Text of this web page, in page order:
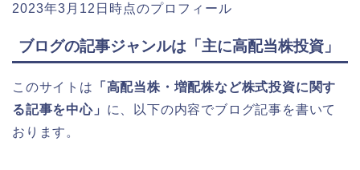
2023年3月12日時点のプロフィール
ブログの記事ジャンルは「主に高配当株投資」
このサイトは
「高配当株・増配株など株式投資に関す
る記事を中心」 に、以下の内容でブログ記事を書いて
おります。